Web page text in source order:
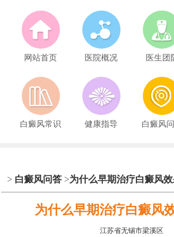
网站首页 医院概况 医生团
白癜风常识 健康指导 白癜风
> 白癜风问答 >为什么早期治疗白癜风
为什么早期治疗白癜风
江苏省无锡市梁溪区